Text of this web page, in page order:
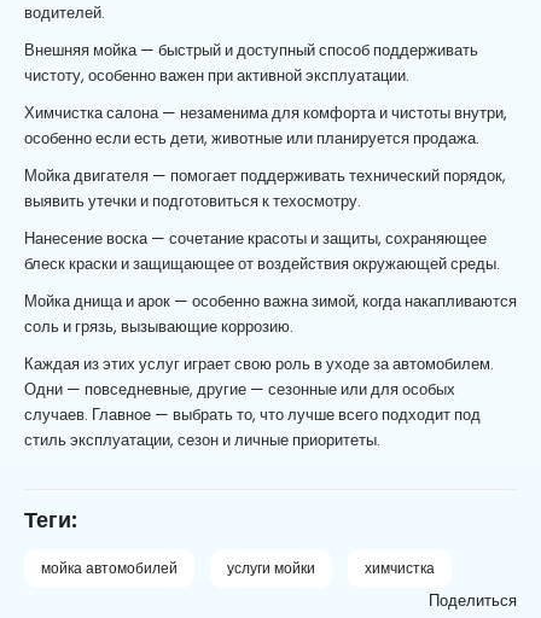
водителей.
Внешняя мойка — быстрый и доступный способ поддерживать
чистоту, особенно важен при активной эксплуатации.
Химчистка салона — незаменима для комфорта и чистоты внутри,
особенно если есть дети, животные или планируется продажа.
Мойка двигателя — помогает поддерживать технический порядок,
выявить утечки и подготовиться к техосмотру.
Нанесение воска — сочетание красоты и защиты, сохраняющее
блеск краски и защищающее от воздействия окружающей среды.
Мойка днища и арок — особенно важна зимой, когда накапливаются
соль и грязь, вызывающие коррозию.
Каждая из этих услуг играет свою роль в уходе за автомобилем.
Одни — повседневные, другие — сезонные или для особых
случаев. Главное — выбрать то, что лучше всего подходит под
стиль эксплуатации, сезон и личные приоритеты.
Теги:
мойка автомобилей услуги мойки химчистка
Поделиться